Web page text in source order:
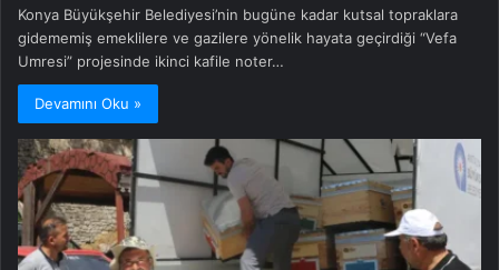
Konya Büyükşehir Belediyesi’nin bugüne kadar kutsal topraklara
gidememiş emeklilere ve gazilere yönelik hayata geçirdiği “Vefa
Umresi” projesinde ikinci kafile noter…
Devamını Oku »